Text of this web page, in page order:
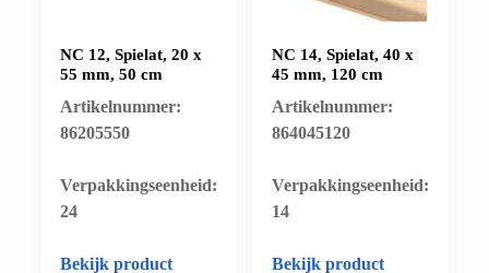
NC 12, Spielat, 20 x
55 mm, 50 cm
Artikelnummer:
86205550
​Verpakkingseenheid:
24
Bekijk product
NC 14, Spielat, 40 x
45 mm, 120 cm
Artikelnummer:
864045120
​Verpakkingseenheid:
14
Bekijk product